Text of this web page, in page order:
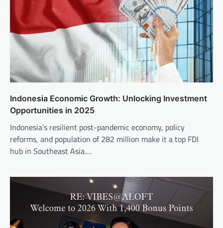
i
o
n
Indonesia Economic Growth: Unlocking Investment
Opportunities in 2025
Indonesia’s resilient post-pandemic economy, policy
reforms, and population of 282 million make it a top FDI
hub in Southeast Asia.…